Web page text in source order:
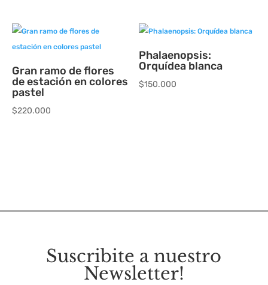
desde
hasta
Gran ramo de flores
de estación en colores
pastel
$220.000
Phalaenopsis:
Orquídea blanca
$150.000
Suscribite a nuestro
Newsletter!